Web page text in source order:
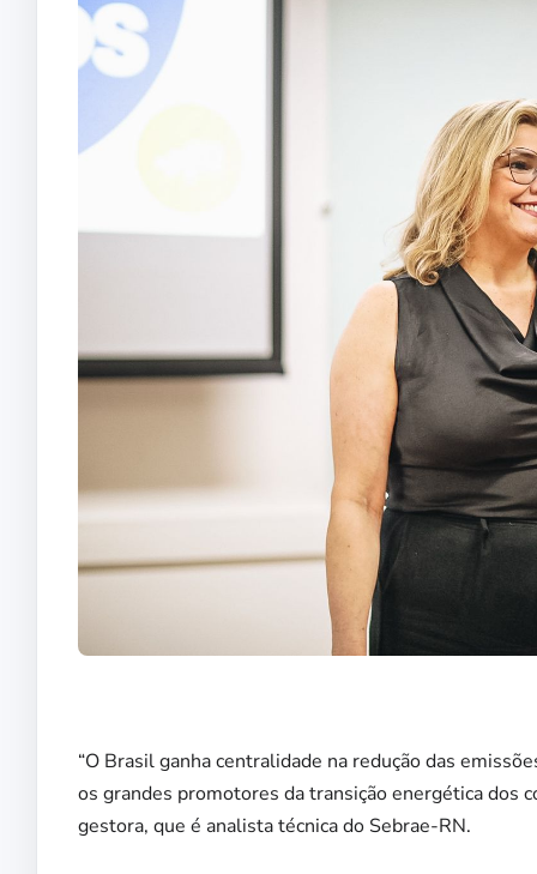
“O Brasil ganha centralidade na redução das
os grandes promotores da transição energética dos
gestora, que é analista técnica do Sebrae-RN.